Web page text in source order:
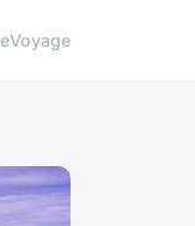
Voyage